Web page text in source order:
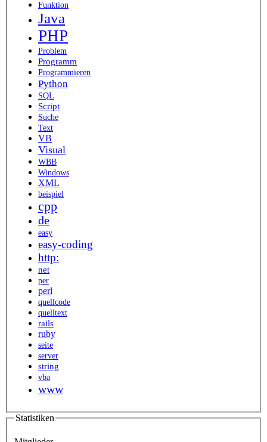
Funktion
Java
PHP
Problem
Programm
Programmieren
Python
SQL
Script
Suche
Text
VB
Visual
WBB
Windows
XML
beispiel
cpp
de
easy
easy-coding
http:
net
per
perl
quellcode
quelltext
rails
ruby
seite
server
string
vba
www
Statistiken